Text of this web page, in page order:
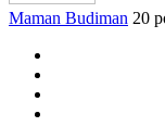
Maman Budiman 20